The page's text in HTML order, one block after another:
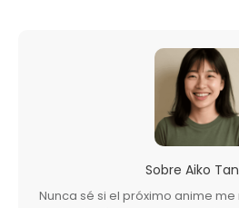
Sobre Aiko
Nunca sé si el próximo anime